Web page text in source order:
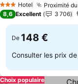
3 ÉtoilesHotel Proximité
8,6 Excellent 3 706
De 148 €
Consulter les prix de
Choix populaire